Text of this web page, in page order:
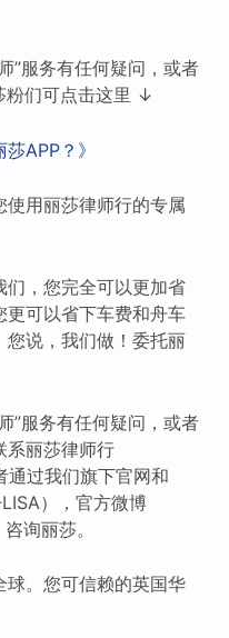
”服务有任何疑问，或者
粉们可点击这里 ↓
APP？》
用丽莎律师行的专属
，您完全可以更加省
更可以省下车费和舟车
说，我们做！委托丽
”服务有任何疑问，或者
系丽莎律师行
通过我们旗下官网和
），官方微博
询丽莎。
。您可信赖的英国华